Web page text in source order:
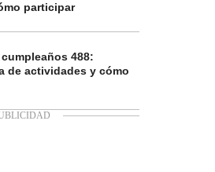
participar
488:
de actividades y cómo